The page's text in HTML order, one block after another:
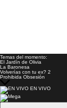
Temas del momento:
El Jardín de Olivia
La Baronesa
Volverías con tu ex? 2
Prohibida Obsesión
EN VIVO